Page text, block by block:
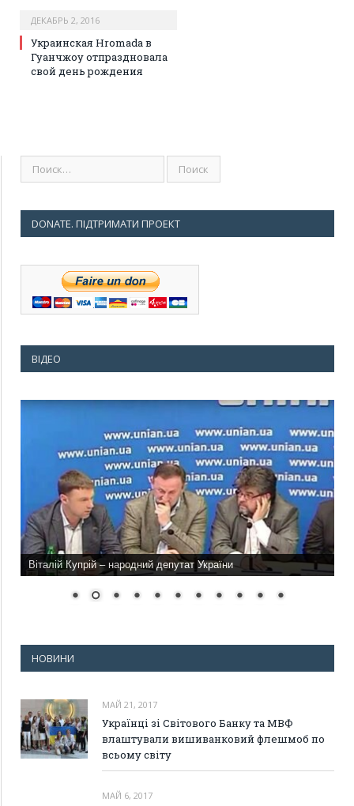
ДЕКАБРЬ 2, 2016
Украинская Hromada в
Гуанчжоу отпраздновала
свой день рождения
DONATE. ПІДТРИМАТИ ПРОЕКТ
ВІДЕО
Віталій Купрій – народний депутат України
НОВИНИ
МАЙ 21, 2017
Українці зі Світового Банку та МВФ
влаштували вишиванковий флешмоб по
всьому світу
МАЙ 6, 2017